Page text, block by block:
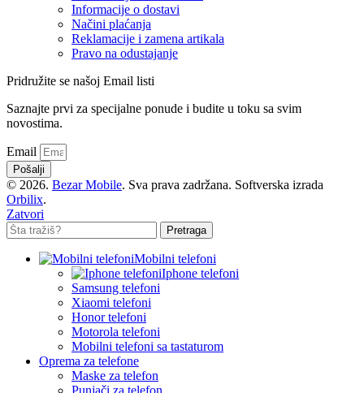
Informacije o dostavi
Načini plaćanja
Reklamacije i zamena artikala
Pravo na odustajanje
Pridružite se našoj Email listi
Saznajte prvi za specijalne ponude i budite u toku sa svim
novostima.
Email
Pošalji
© 2026. Bezar Mobile. Sva prava zadržana. Softverska izrada
Orbilix.
Zatvori
Pretraga
Mobilni telefoni
Iphone telefoni
Samsung telefoni
Xiaomi telefoni
Honor telefoni
Motorola telefoni
Mobilni telefoni sa tastaturom
Oprema za telefone
Maske za telefon
Punjači za telefon